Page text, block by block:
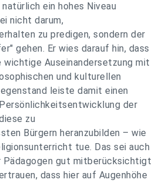
ein hohes Niveau
nicht darum,
zu predigen, sondern der
gehen. Er wies darauf hin, dass
Auseinandersetzung mit
und kulturellen
leiste damit einen
der
zu
Bürgern heranzubilden – wie
tue. Das sei auch
Pädagogen gut mitberücksichtigt
dass hier auf Augenhöhe